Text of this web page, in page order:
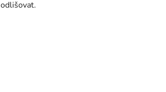
odlišovat.